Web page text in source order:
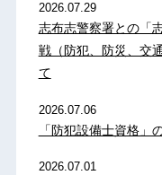
2026.07.29
志布志警察署との「
戦（防犯、防災、交
て
2026.07.06
「防犯設備士資格」
2026.07.01